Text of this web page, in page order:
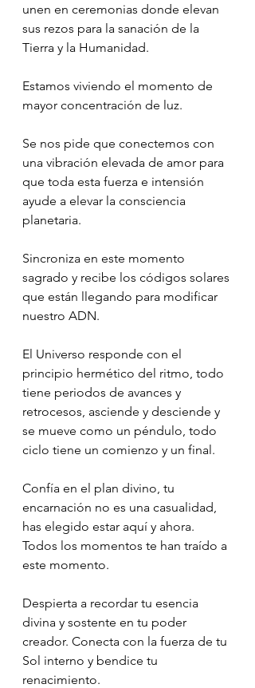
unen en ceremonias donde elevan
sus rezos para la sanación de la
Tierra y la Humanidad.
Estamos viviendo el momento de
mayor concentración de luz.
Se nos pide que conectemos con
una vibración elevada de amor para
que toda esta fuerza e intensión
ayude a elevar la consciencia
planetaria.
Sincroniza en este momento
sagrado y recibe los códigos solares
que están llegando para modificar
nuestro ADN.
El Universo responde con el
principio hermético del ritmo, todo
tiene periodos de avances y
retrocesos, asciende y desciende y
se mueve como un péndulo, todo
ciclo tiene un comienzo y un final.
Confía en el plan divino, tu
encarnación no es una casualidad,
has elegido estar aquí y ahora.
Todos los momentos te han traído a
este momento.
Despierta a recordar tu esencia
divina y sostente en tu poder
creador. Conecta con la fuerza de tu
Sol interno y bendice tu
renacimiento.